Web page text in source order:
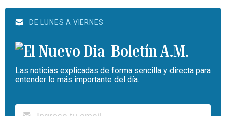
DE LUNES A VIERNES
Boletín A.M.
Las noticias explicadas de forma sencilla y directa para
entender lo más importante del día.